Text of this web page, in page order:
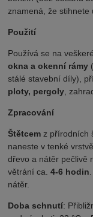
znamená, že stihnete
Použití
Používá se na
okna a okenní rámy
stálé stavební díly),
ploty, pergoly ,
Zpracování
Štětcem z přírodních
naneste v tenké
dřevo a nátěr pečlivě
větrání ca.4-6 hodin
nátěr.
Doba schnutí: